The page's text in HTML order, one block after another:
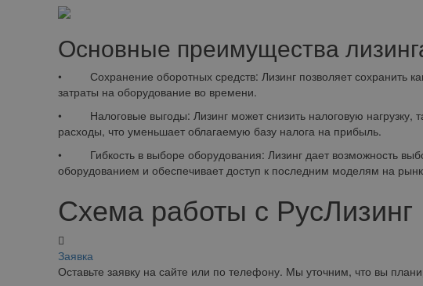
Основные преимущества
• Сохранение оборотных средств: Лизинг позволяет сохранить
затраты на оборудование во времени.
• Налоговые выгоды: Лизинг может снизить налоговую нагрузку,
расходы, что уменьшает облагаемую базу налога на прибыль.
• Гибкость в выборе оборудования: Лизинг дает возможность
оборудованием и обеспечивает доступ к последним моделям на
Схема работы с РусЛизинг
Заявка
Оставьте заявку на сайте или по телефону. Мы уточним, что вы